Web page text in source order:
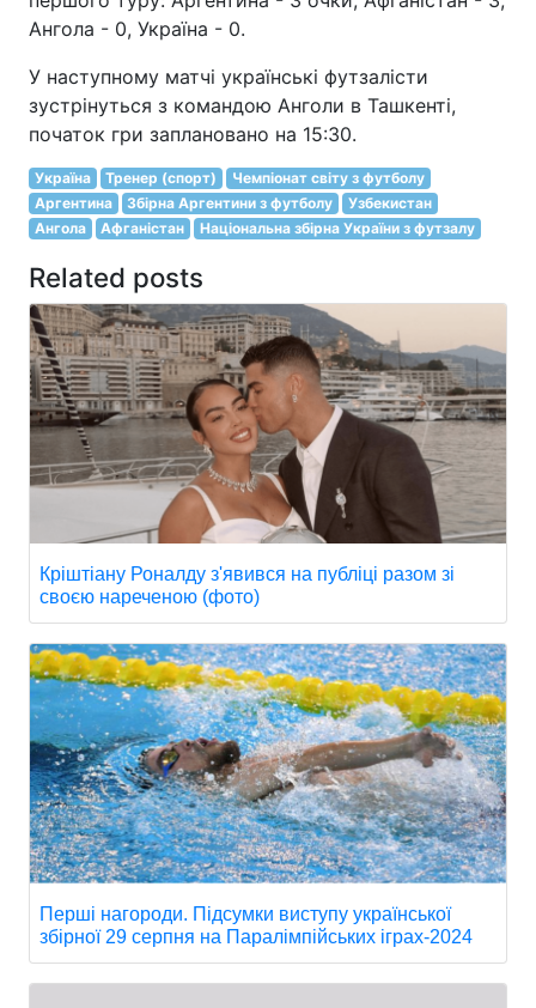
Ангола - 0, Україна - 0.
У наступному матчі українські футзалісти
зустрінуться з командою Анголи в Ташкенті,
початок гри заплановано на 15:30.
Україна Тренер (спорт)
Чемпіонат світу з футболу
Аргентина
Збірна Аргентини з футболу
Узбекистан
Ангола
Афганістан Національна збірна України з футзалу
Related posts
Кріштіану Роналду з'явився на публіці разом зі
своєю нареченою (фото)
Перші нагороди. Підсумки виступу української
збірної 29 серпня на Паралімпійських іграх-2024